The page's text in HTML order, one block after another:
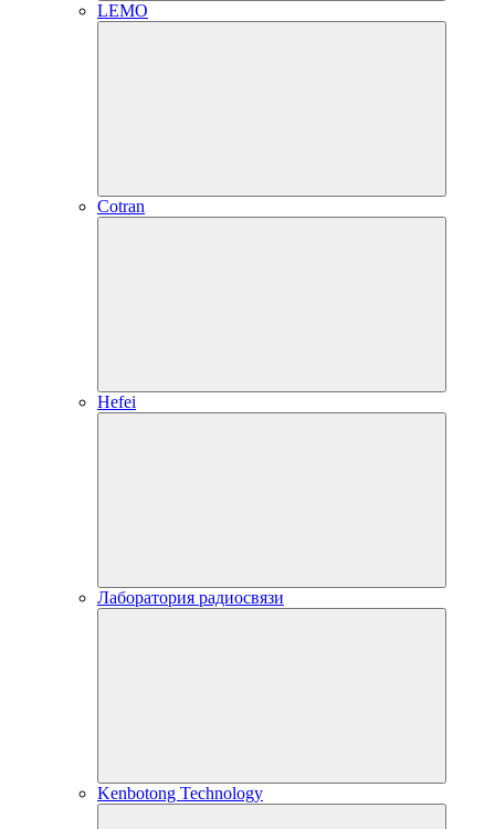
LEMO
Cotran
Hefei
Лаборатория радиосвязи
Kenbotong Technology